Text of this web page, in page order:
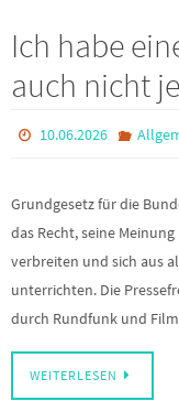
Ich habe
auch nicht
10.06.2026
Grundgesetz für die
das Recht, seine
verbreiten und sich aus
unterrichten. Die
durch Rundfunk und
WEITERLESEN